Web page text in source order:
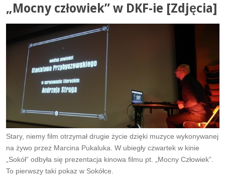
„Mocny człowiek” w DKF-ie [Zdjęcia]
Stary, niemy film otrzymał drugie życie dzięki muzyce wykonywanej
na żywo przez Marcina Pukaluka. W ubiegły czwartek w kinie
„Sokół” odbyła się prezentacja kinowa filmu pt. „Mocny Człowiek”.
To pierwszy taki pokaz w Sokółce.